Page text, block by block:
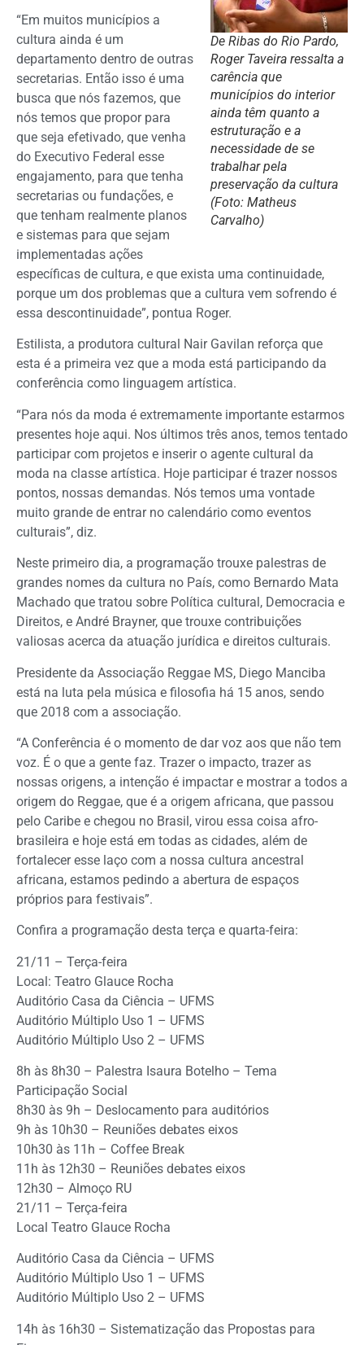
De Ribas do Rio Pardo,
Roger Taveira ressalta a
carência que
municípios do interior
ainda têm quanto a
estruturação e a
necessidade de se
trabalhar pela
preservação da cultura
(Foto: Matheus
Carvalho)
“Em muitos municípios a
cultura ainda é um
departamento dentro de outras
secretarias. Então isso é uma
busca que nós fazemos, que
nós temos que propor para
que seja efetivado, que venha
do Executivo Federal esse
engajamento, para que tenha
secretarias ou fundações, e
que tenham realmente planos
e sistemas para que sejam
implementadas ações
específicas de cultura, e que exista uma continuidade,
porque um dos problemas que a cultura vem sofrendo é
essa descontinuidade”, pontua Roger.
Estilista, a produtora cultural Nair Gavilan reforça que
esta é a primeira vez que a moda está participando da
conferência como linguagem artística.
“Para nós da moda é extremamente importante estarmos
presentes hoje aqui. Nos últimos três anos, temos tentado
participar com projetos e inserir o agente cultural da
moda na classe artística. Hoje participar é trazer nossos
pontos, nossas demandas. Nós temos uma vontade
muito grande de entrar no calendário como eventos
culturais”, diz.
Neste primeiro dia, a programação trouxe palestras de
grandes nomes da cultura no País, como Bernardo Mata
Machado que tratou sobre Política cultural, Democracia e
Direitos, e André Brayner, que trouxe contribuições
valiosas acerca da atuação jurídica e direitos culturais.
Presidente da Associação Reggae MS, Diego Manciba
está na luta pela música e filosofia há 15 anos, sendo
que 2018 com a associação.
“A Conferência é o momento de dar voz aos que não tem
voz. É o que a gente faz. Trazer o impacto, trazer as
nossas origens, a intenção é impactar e mostrar a todos a
origem do Reggae, que é a origem africana, que passou
pelo Caribe e chegou no Brasil, virou essa coisa afro-
brasileira e hoje está em todas as cidades, além de
fortalecer esse laço com a nossa cultura ancestral
africana, estamos pedindo a abertura de espaços
próprios para festivais”.
Confira a programação desta terça e quarta-feira:
21/11 – Terça-feira
Local: Teatro Glauce Rocha
Auditório Casa da Ciência – UFMS
Auditório Múltiplo Uso 1 – UFMS
Auditório Múltiplo Uso 2 – UFMS
8h às 8h30 – Palestra Isaura Botelho – Tema
Participação Social
8h30 às 9h – Deslocamento para auditórios
9h às 10h30 – Reuniões debates eixos
10h30 às 11h – Coffee Break
11h às 12h30 – Reuniões debates eixos
12h30 – Almoço RU
21/11 – Terça-feira
Local Teatro Glauce Rocha
Auditório Casa da Ciência – UFMS
Auditório Múltiplo Uso 1 – UFMS
Auditório Múltiplo Uso 2 – UFMS
14h às 16h30 – Sistematização das Propostas para